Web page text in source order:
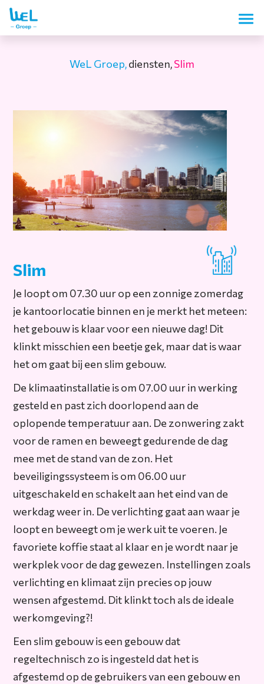
WeL Groep,diensten,Slim
Slim
Je loopt om 07.30 uur op een zonnige zomerdag
je kantoorlocatie binnen en je merkt het meteen:
het gebouw is klaar voor een nieuwe dag! Dit
klinkt misschien een beetje gek, maar dat is waar
het om gaat bij een slim gebouw.
De klimaatinstallatie is om 07.00 uur in werking
gesteld en past zich doorlopend aan de
oplopende temperatuur aan. De zonwering zakt
voor de ramen en beweegt gedurende de dag
mee met de stand van de zon. Het
beveiligingssysteem is om 06.00 uur
uitgeschakeld en schakelt aan het eind van de
werkdag weer in. De verlichting gaat aan waar je
loopt en beweegt om je werk uit te voeren. Je
favoriete koffie staat al klaar en je wordt naar je
werkplek voor de dag gewezen. Instellingen zoals
verlichting en klimaat zijn precies op jouw
wensen afgestemd. Dit klinkt toch als de ideale
werkomgeving?!
Een slim gebouw is een gebouw dat
regeltechnisch zo is ingesteld dat het is
afgestemd op de gebruikers van een gebouw en